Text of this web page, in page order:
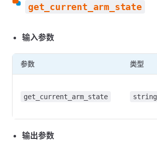
get_current_arm_state
输入参数
参数 类型
get_current_arm_state string
输出参数